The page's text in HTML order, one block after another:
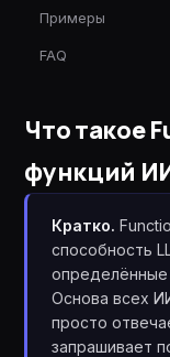
Примеры
FAQ
Что такое
функций
Кратко.
способность
определённые
Основа всех
просто
запрашивает